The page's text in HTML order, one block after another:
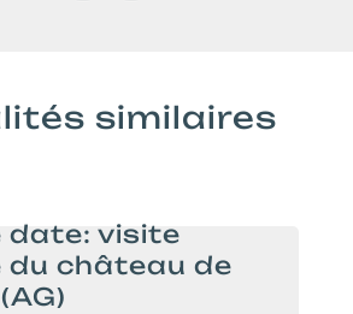
similaires
date: visite
du château de